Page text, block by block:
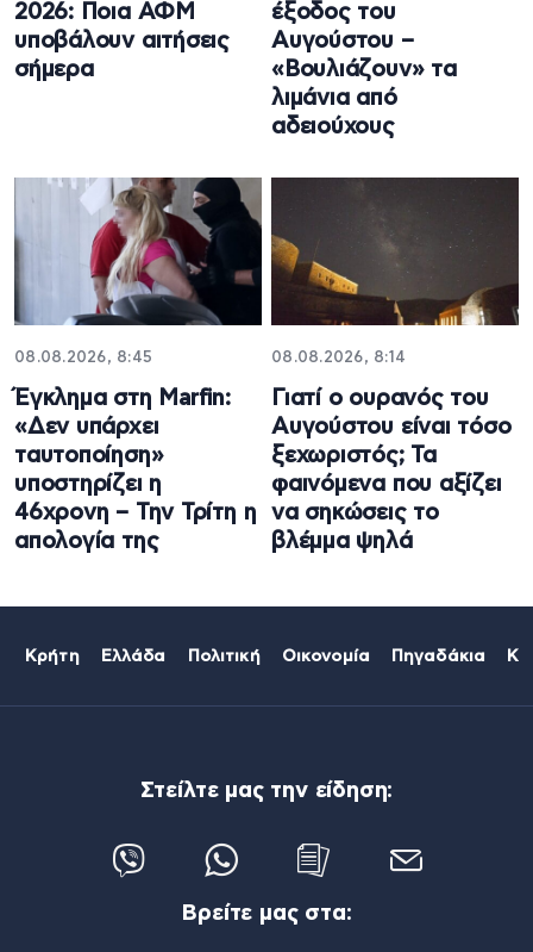
2026: Ποια ΑΦΜ
υποβάλουν αιτήσεις
σήμερα
έξοδος του
Αυγούστου –
«Βουλιάζουν» τα
λιμάνια από
αδειούχους
08.08.2026, 8:45
Έγκλημα στη Marfin:
«Δεν υπάρχει
ταυτοποίηση»
υποστηρίζει η
46χρονη – Την Τρίτη η
απολογία της
08.08.2026, 8:14
Γιατί ο ουρανός του
Αυγούστου είναι τόσο
ξεχωριστός; Τα
φαινόμενα που αξίζει
να σηκώσεις το
βλέμμα ψηλά
Κρήτη Ελλάδα Πολιτική Οικονομία Πηγαδάκια
Στείλτε μας την είδηση:
Βρείτε μας στα: